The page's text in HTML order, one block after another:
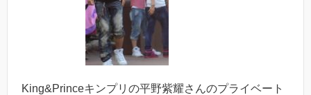
King&Princeキンプリの平野紫耀さんのプライベート